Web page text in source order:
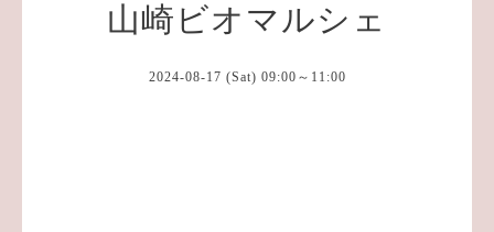
山崎ビオマルシェ
2024-08-17 (Sat) 09:00～11:00